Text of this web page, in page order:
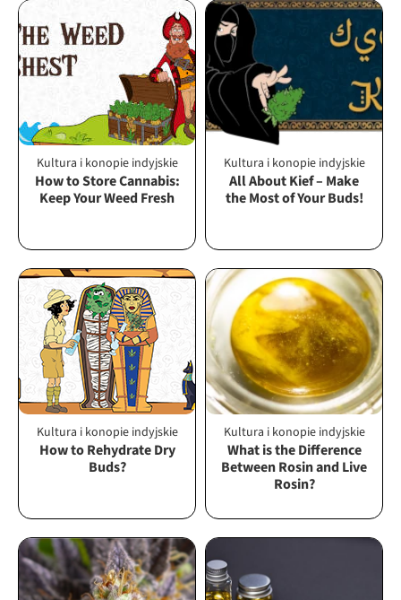
Kultura i konopie indyjskie
How to Store Cannabis:
Keep Your Weed Fresh
Kultura i konopie indyjskie
All About Kief – Make
the Most of Your Buds!
Kultura i konopie indyjskie
How to Rehydrate Dry
Buds?
Kultura i konopie indyjskie
What is the Difference
Between Rosin and Live
Rosin?